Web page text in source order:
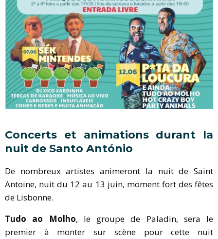
Concerts et animations durant la
nuit de Santo António
De nombreux artistes animeront la nuit de Saint
Antoine, nuit du 12 au 13 juin, moment fort des fêtes
de Lisbonne.
Tudo ao Molho, le groupe de Paladin, sera le
premier à monter sur scène pour cette nuit